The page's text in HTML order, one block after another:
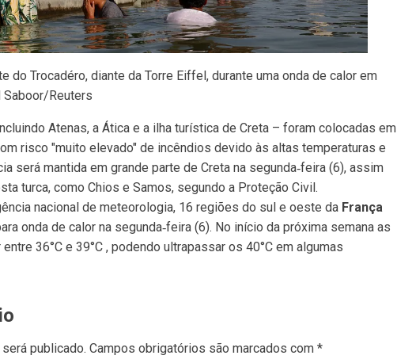
do Trocadéro, diante da Torre Eiffel, durante uma onda de calor em
Saboor/Reuters
Atenas, a Ática e a ilha turística de Creta – foram colocadas em
risco "muito elevado" de incêndios devido às altas temperaturas e
será mantida em grande parte de Creta na segunda‑feira (6), assim
turca, como Chios e Samos, segundo a Proteção Civil.
nacional de meteorologia, 16 regiões do sul e oeste da França
onda de calor na segunda‑feira (6). No início da próxima semana as
36°C e 39°C , podendo ultrapassar os 40°C em algumas
publicado. Campos obrigatórios são marcados com *